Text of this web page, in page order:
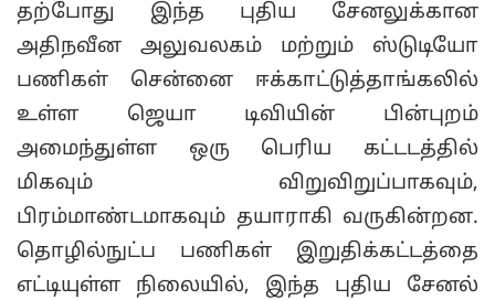
தற்போது இந்த புதிய சேனலுக்கான
அதிநவீன அலுவலகம் மற்றும் ஸ்டுடியோ
பணிகள் சென்னை ஈக்காட்டுத்தாங்கலில்
உள்ள ஜெயா டிவியின் பின்புறம்
அமைந்துள்ள ஒரு பெரிய கட்டடத்தில்
மிகவும் விறுவிறுப்பாகவும்,
பிரம்மாண்டமாகவும் தயாராகி வருகின்றன.
தொழில்நுட்ப பணிகள் இறுதிக்கட்டத்தை
எட்டியுள்ள நிலையில், இந்த புதிய சேனல்